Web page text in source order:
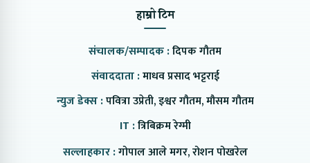
हाम्रो टिम
संचालक/सम्पादक :दिपक गौतम
संवाददाता :माधव प्रसाद भट्टराई
न्युज डेक्स :पवित्रा उप्रेती, इश्वर गौतम, मौसम गौतम
IT :त्रिबिक्रम रेग्मी
सल्लाहकार :गोपाल आले मगर, रोशन पोखरेल